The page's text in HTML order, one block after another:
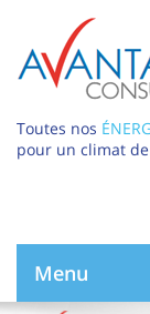
Toutes nos
pour un climat de
Menu